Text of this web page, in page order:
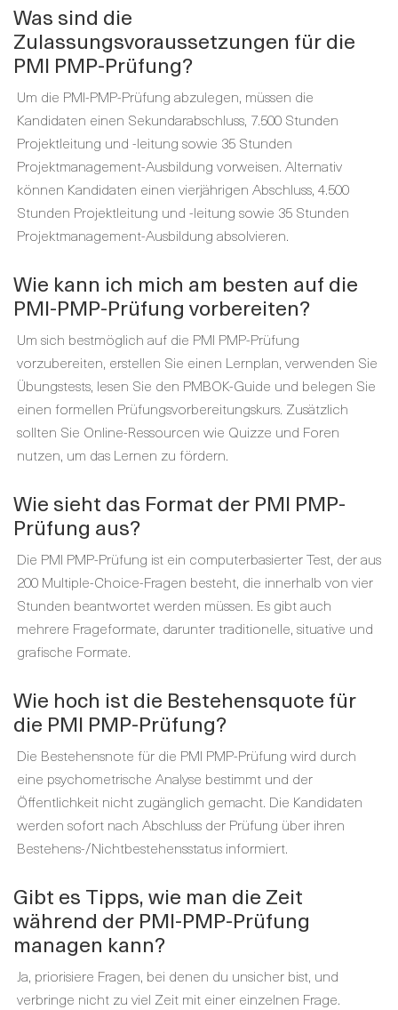
Was sind die
Zulassungsvoraussetzungen für die
PMI PMP-Prüfung?
Um die PMI-PMP-Prüfung abzulegen, müssen die
Kandidaten einen Sekundarabschluss, 7.500 Stunden
Projektleitung und -leitung sowie 35 Stunden
Projektmanagement-Ausbildung vorweisen. Alternativ
können Kandidaten einen vierjährigen Abschluss, 4.500
Stunden Projektleitung und -leitung sowie 35 Stunden
Projektmanagement-Ausbildung absolvieren.
Wie kann ich mich am besten auf die
PMI-PMP-Prüfung vorbereiten?
Um sich bestmöglich auf die PMI PMP-Prüfung
vorzubereiten, erstellen Sie einen Lernplan, verwenden Sie
Übungstests, lesen Sie den PMBOK-Guide und belegen Sie
einen formellen Prüfungsvorbereitungskurs. Zusätzlich
sollten Sie Online-Ressourcen wie Quizze und Foren
nutzen, um das Lernen zu fördern.
Wie sieht das Format der PMI PMP-
Prüfung aus?
Die PMI PMP-Prüfung ist ein computerbasierter Test, der aus
200 Multiple-Choice-Fragen besteht, die innerhalb von vier
Stunden beantwortet werden müssen. Es gibt auch
mehrere Frageformate, darunter traditionelle, situative und
grafische Formate.
Wie hoch ist die Bestehensquote für
die PMI PMP-Prüfung?
Die Bestehensnote für die PMI PMP-Prüfung wird durch
eine psychometrische Analyse bestimmt und der
Öffentlichkeit nicht zugänglich gemacht. Die Kandidaten
werden sofort nach Abschluss der Prüfung über ihren
Bestehens-/Nichtbestehensstatus informiert.
Gibt es Tipps, wie man die Zeit
während der PMI-PMP-Prüfung
managen kann?
Ja, priorisiere Fragen, bei denen du unsicher bist, und
verbringe nicht zu viel Zeit mit einer einzelnen Frage.